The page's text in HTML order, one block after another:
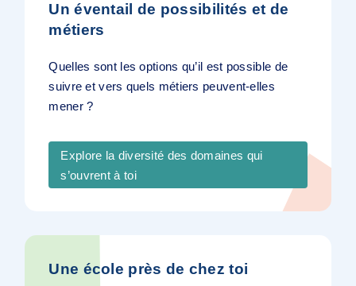
Un éventail de possibilités et de
métiers
Quelles sont les options qu’il est possible de
suivre et vers quels métiers peuvent-elles
mener ?
Explore la diversité des domaines qui
s’ouvrent à toi
Une école près de chez toi